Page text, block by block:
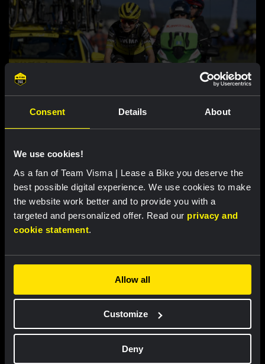
Consent Details About
We use cookies!
As a fan of Team Visma | Lease a Bike you deserve the
best possible digital experience. We use cookies to make
the website work better and to provide you with a
targeted and personalized offer. Read our privacy and
cookie statement.
Allow all
Customize
Deny
RACE REPORT | 7 AUG, 18:57
loodzware Mont Ventoux
RACE REPORT | 7 AUG, 18:30
Lemmen behoudt leiderstrui na zware
finale in Ronde van Polen